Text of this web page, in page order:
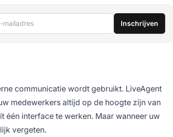
Inschrijven
communicatie wordt gebruikt. LiveAgent
medewerkers altijd op de hoogte zijn van
één interface te werken. Maar wanneer uw
vergeten.